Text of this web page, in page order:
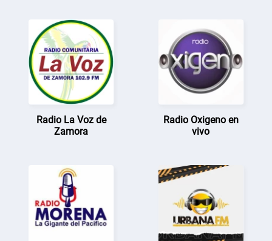
Radio La Voz de
Zamora
Radio Oxigeno en
vivo